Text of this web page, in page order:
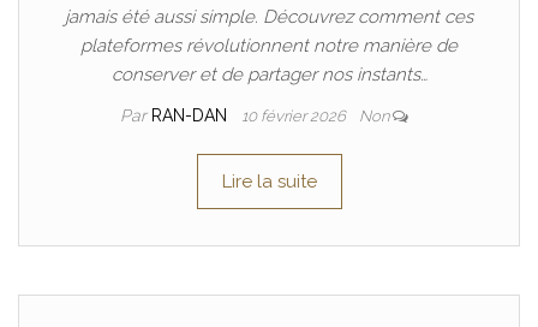
jamais été aussi simple. Découvrez comment ces
plateformes révolutionnent notre manière de
conserver et de partager nos instants…
Par RAN-DAN 10 février 2026 Non
Lire la suite